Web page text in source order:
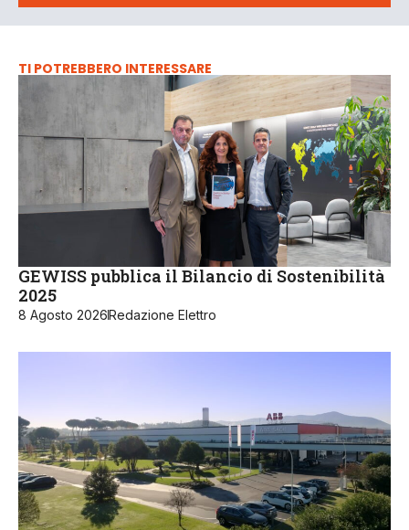
TI POTREBBERO INTERESSARE
GEWISS pubblica il Bilancio di Sostenibilità
2025
8 Agosto 2026Redazione Elettro